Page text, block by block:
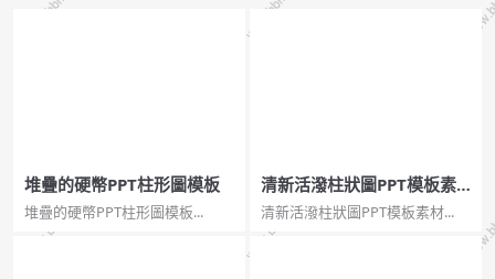
堆疊的硬幣PPT柱形圖模板
堆疊的硬幣PPT柱形圖模板...
清新活潑柱狀圖PPT模板素
材
清新活潑柱狀圖PPT模板素材...